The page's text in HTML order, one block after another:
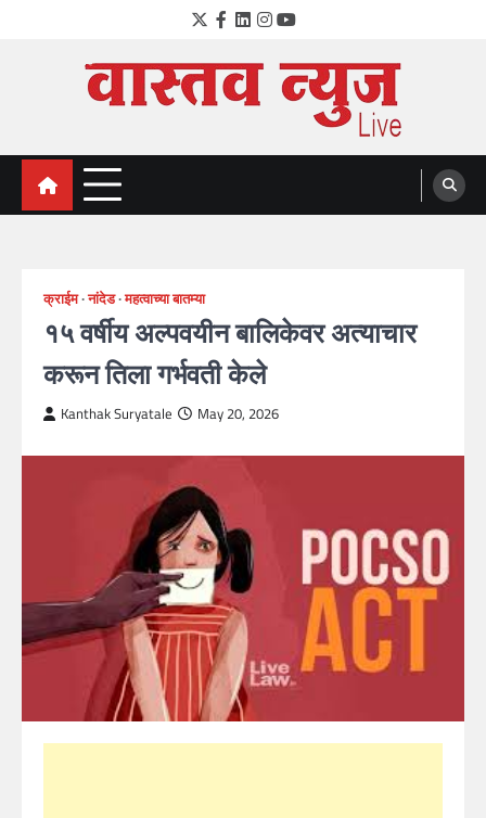
Twitter
Facebook
LinkedIn
Instagram
YouTube
VastavNEWSLive.com
a leading NEWS portal of Maharahstra
क्राईम नांदेड महत्वाच्या बातम्या
१५ वर्षीय अल्पवयीन बालिकेवर अत्याचार
करून तिला गर्भवती केले
Kanthak Suryatale May 20, 2026